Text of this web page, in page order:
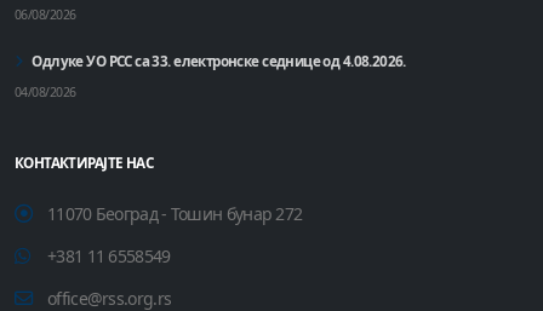
06/08/2026
Одлуке УО РСС са 33. електронске седнице од 4.08.2026.
04/08/2026
КОНТАКТИРАЈТЕ НАС
11070 Београд - Тошин бунар 272
+381 11 6558549
office@rss.org.rs